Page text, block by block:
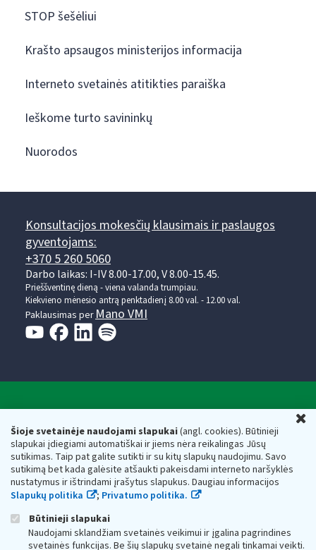
Šioje svetainėje naudojami slapukai(angl. cookies). Būtinieji
slapukai įdiegiami automatiškai ir jiems nėra reikalingas Jūsų
sutikimas. Taip pat galite sutikti ir su kitų slapukų naudojimu. Savo
sutikimą bet kada galėsite atšaukti pakeisdami interneto naršyklės
nustatymus ir ištrindami įrašytus slapukus. Daugiau informacijos
Slapukų politika
; Privatumo politika.
Būtinieji slapukai
Naudojami sklandžiam svetainės veikimui ir įgalina pagrindines
svetainės funkcijas. Be šių slapukų svetainė negali tinkamai veikti.
STOP šešėliui
Krašto apsaugos ministerijos informacija
Interneto svetainės atitikties paraiška
Ieškome turto savininkų
Nuorodos
Konsultacijos mokesčių klausimais ir paslaugos
gyventojams:
+370 5 260 5060
Darbo laikas: I-IV 8.00-17.00, V 8.00-15.45.
Prieššventinę dieną - viena valanda trumpiau.
Kiekvieno mėnesio antrą penktadienį 8.00 val. - 12.00 val.
Paklausimas per Mano VMI
Respublikos finansų ministerijos
Biudžetinė įstaiga. Juridinio asmens kodas — 188659752,
adresas: Vasario 16-osios g. 14, 01107 Vilnius, Lietuva, el.paštas:
vmi@vmi.lt, E. pristatymo dėžutės adresas 188659752
Duomenys apie Valstybinę mokesčių inspekciją prie Lietuvos
Respublikos finansų ministerijos kaupiami ir saugomi Juridinių